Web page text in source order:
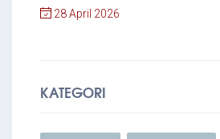
28 April 2026
KATEGORI